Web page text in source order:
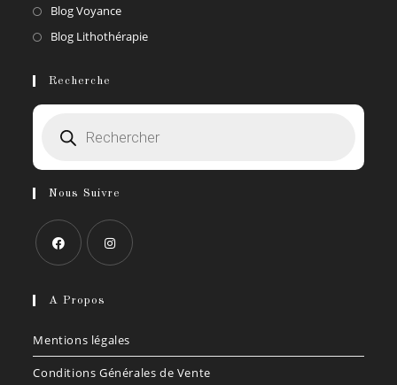
Blog VoyanceS’ouvre
dans
Blog LithothérapieS’ouvre
nouvel
Recherche
produits
Nous Suivre
dans
nouvel
onglet
dans
nouvel
onglet
A Propos
Mentions légales
Conditions Générales de Vente